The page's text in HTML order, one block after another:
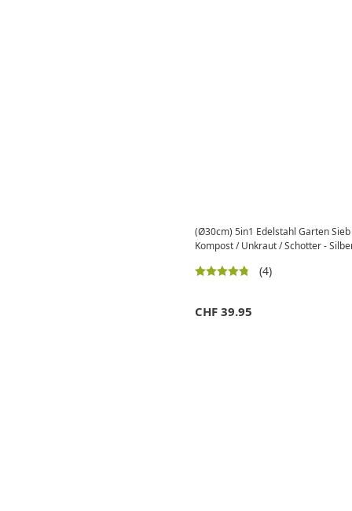
(Ø30cm) 5in1 Edelstahl Garten
Kompost / Unkraut / Schotter -
(4)
CHF 39.95